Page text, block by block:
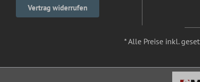
Vertrag widerrufen
* Alle Preise inkl.